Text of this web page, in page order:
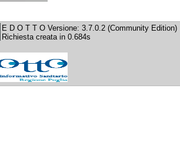
E D O T T O Versione: 3.7.0.2 (Community Edition)
Richiesta creata in 0.684s